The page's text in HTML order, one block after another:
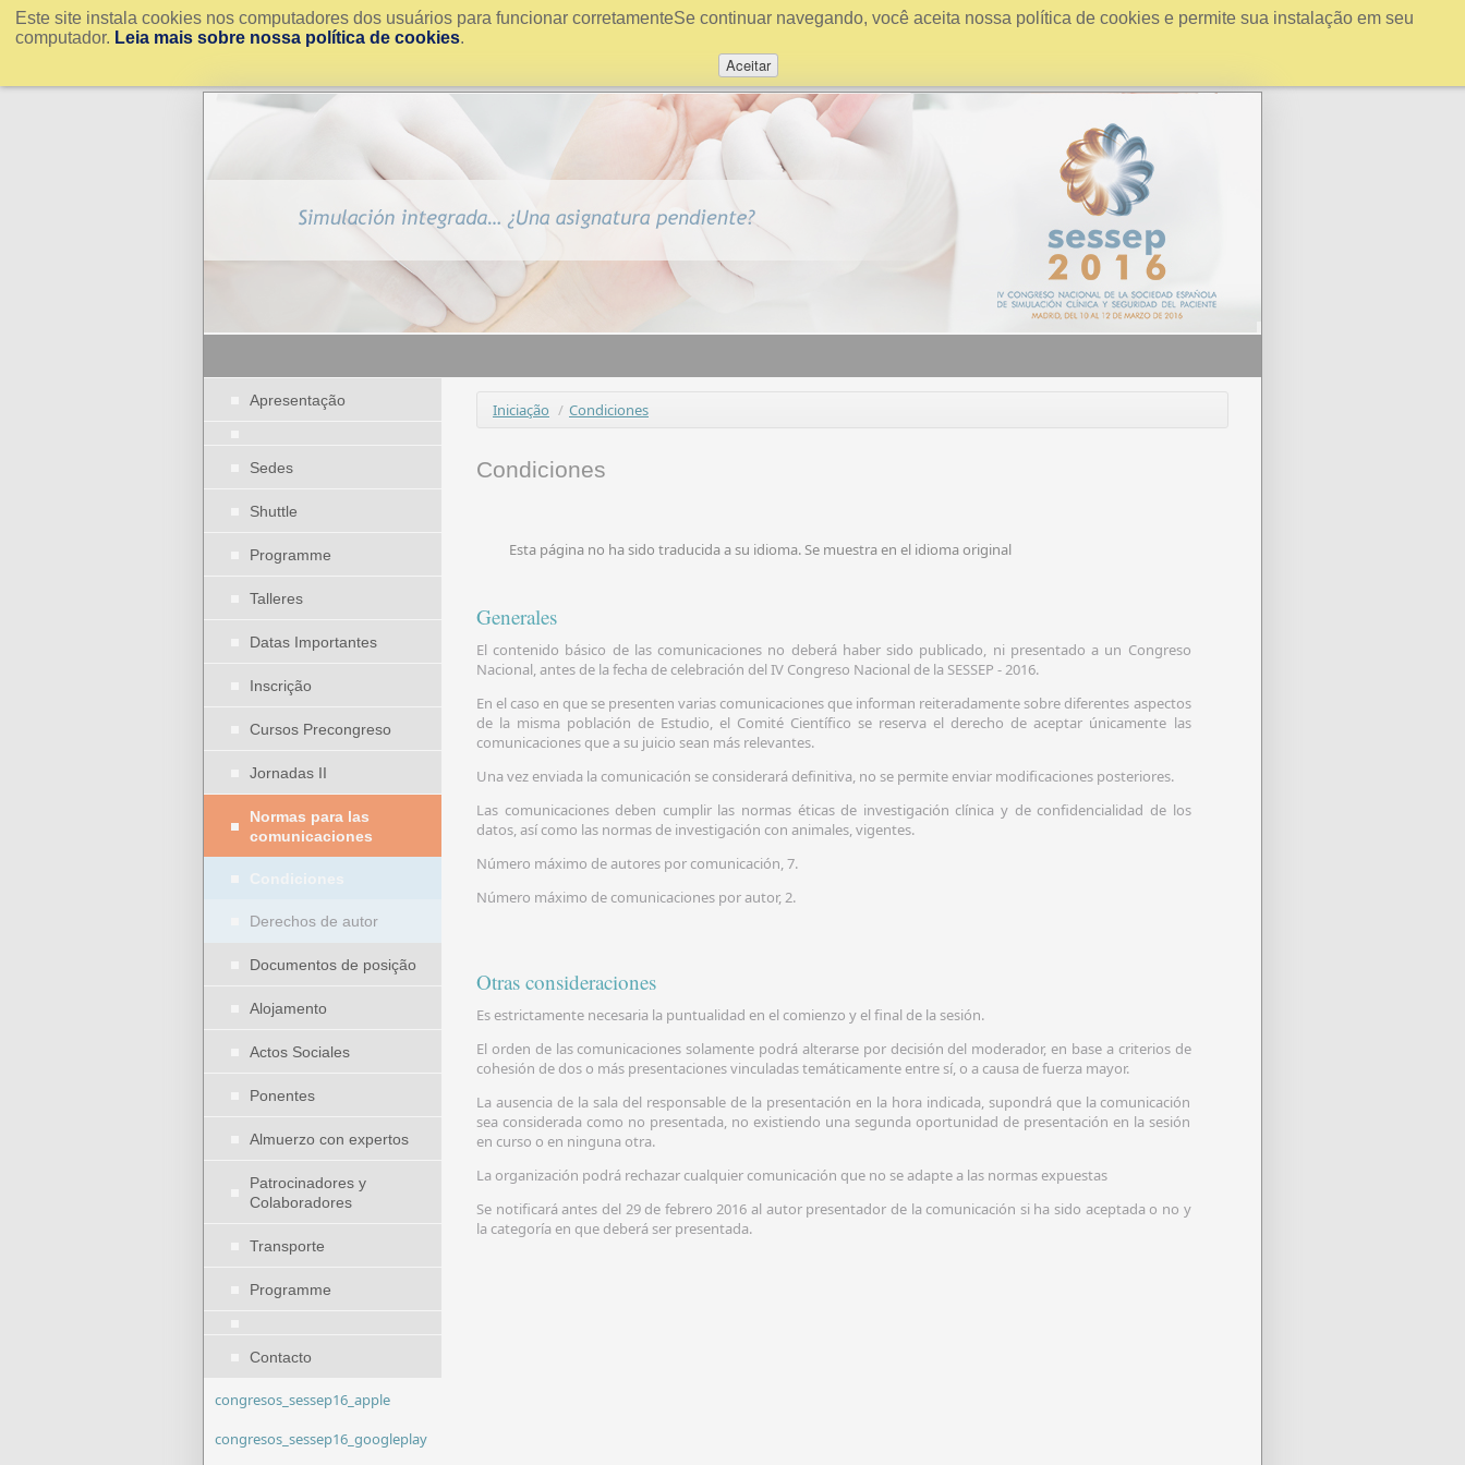
Este site instala cookies nos computadores dos usuários para funcionar corretamenteSe continuar navegando, você aceita nossa política de cookies e permite sua instalação em seu
computador. Leia mais sobre nossa política de cookies.
Aceitar
Apresentação
Sedes
Shuttle
Programme
Talleres
Datas Importantes
Inscrição
Cursos Precongreso
Jornadas II
Normas para las
comunicaciones
Condiciones
Derechos de autor
Documentos de posição
Alojamento
Actos Sociales
Ponentes
Almuerzo con expertos
Patrocinadores y
Colaboradores
Transporte
Programme
Contacto
congresos_sessep16_apple
congresos_sessep16_googleplay
Iniciação / Condiciones
Condiciones
Esta página no ha sido traducida a su idioma. Se muestra en el idioma original
Generales
El contenido básico de las comunicaciones no deberá haber sido publicado, ni presentado a un Congreso
Nacional, antes de la fecha de celebración del IV Congreso Nacional de la SESSEP - 2016.
En el caso en que se presenten varias comunicaciones que informan reiteradamente sobre diferentes aspectos
de la misma población de Estudio, el Comité Científico se reserva el derecho de aceptar únicamente las
comunicaciones que a su juicio sean más relevantes.
Una vez enviada la comunicación se considerará definitiva, no se permite enviar modificaciones posteriores.
Las comunicaciones deben cumplir las normas éticas de investigación clínica y de confidencialidad de los
datos, así como las normas de investigación con animales, vigentes.
Número máximo de autores por comunicación, 7.
Número máximo de comunicaciones por autor, 2.
Otras consideraciones
Es estrictamente necesaria la puntualidad en el comienzo y el final de la sesión.
El orden de las comunicaciones solamente podrá alterarse por decisión del moderador, en base a criterios de
cohesión de dos o más presentaciones vinculadas temáticamente entre sí, o a causa de fuerza mayor.
La ausencia de la sala del responsable de la presentación en la hora indicada, supondrá que la comunicación
sea considerada como no presentada, no existiendo una segunda oportunidad de presentación en la sesión
en curso o en ninguna otra.
La organización podrá rechazar cualquier comunicación que no se adapte a las normas expuestas
Se notificará antes del 29 de febrero 2016 al autor presentador de la comunicación si ha sido aceptada o no y
la categoría en que deberá ser presentada.